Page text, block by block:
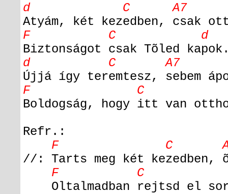
d C
Atyám, két kezedben, csak
F C d
Biztonságot csak Tõled
d C A7
Újjá így teremtesz, sebem
F C d
Boldogság, hogy itt van
Refr.:
F C
//: Tarts meg két kezedben,
F C d
Oltalmadban rejtsd el